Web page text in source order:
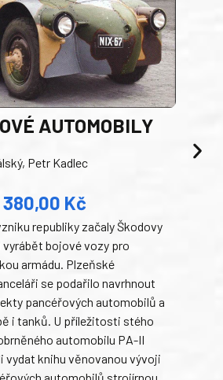
AUTOMOBILY
Petr Kadlec
Kč
republiky začaly Škodovy
vyrábět bojové vozy pro
armádu. Plzeňské
se podařilo navrhnout
pancéřových automobilů a
i tanků. U příležitosti stého
automobilu PA-II
vydat knihu věnovanou vývoji